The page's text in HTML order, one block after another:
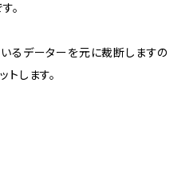
。
るデーターを元に裁断しますの
します。